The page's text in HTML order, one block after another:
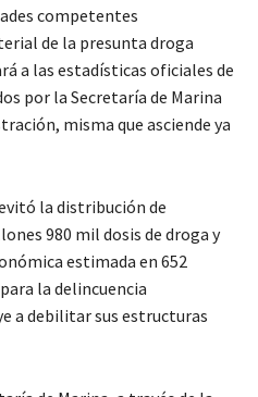
competentes
de la presunta droga
a las estadísticas oficiales de
por la Secretaría de Marina
misma que asciende ya
la distribución de
980 mil dosis de droga y
estimada en 652
la delincuencia
a debilitar sus estructuras